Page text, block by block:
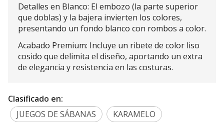
Detalles en Blanco: El embozo (la parte superior
que doblas) y la bajera invierten los colores,
presentando un fondo blanco con rombos a color.
Acabado Premium: Incluye un ribete de color liso
cosido que delimita el diseño, aportando un extra
de elegancia y resistencia en las costuras.
Clasificado en:
JUEGOS DE SÁBANAS
KARAMELO